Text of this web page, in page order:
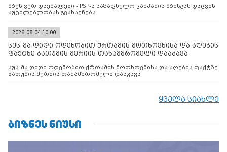
მზეს ვერ დაემალები - PSP-ს საზაფხულო კამპანია მზისგან დაცვის
აუცილებლობას გვახსენებს
2026-08-04 10:00
სუს-მა დიდი ოდენობით ქრთამის მოთხოვნისა და აღების
ფაქტზე ბათუმის მერიის თანამშრომელი დააკავა
სუს-მა დიდი ოდენობით ქრთამის მოთხოვნისა და აღების ფაქტზე
ბათუმის მერიის თანამშრომელი დააკავა
ყველა სიახლე
ᲑᲘᲖᲜᲔᲡ ᲜᲘᲣᲡᲘ